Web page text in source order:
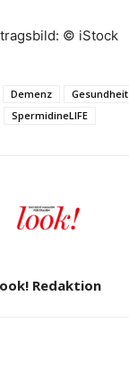
© iStock
Demenz Gesundheit
SpermidineLIFE
Redaktion